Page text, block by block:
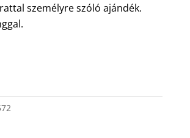
személyre szóló ajándék.